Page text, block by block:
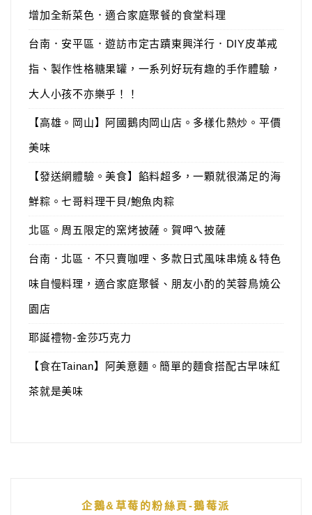
增加全新菜色．適合家庭聚餐的食堂料理
台南．安平區．遊訪市定古蹟東興洋行．DIY皮革戒
指、製作性格糖果罐，一系列好玩有趣的手作體驗，
大人小孩不亦樂乎！！
【高雄。岡山】阿國鵝肉岡山店。多樣化熱炒。平價
美味
【發送網體驗。美食】餡料超多，一顆就很滿足的海
鮮粽。七哥料理干貝/鮑魚肉粽
北區。周五限定的窯烤披薩。賀呷ㄟ披薩
台南．北區．不只賣咖哩、多款日式風味串燒＆特色
味自慢料理，適合家庭聚餐、朋友小酌的芙蓉鳥燒公
園店
耶誕禮物-金莎巧克力
【食在Tainan】阿美意麵。簡單的麵食搭配古早味紅
茶就是美味
企鵝&草莓的粉絲頁-鵝莓派